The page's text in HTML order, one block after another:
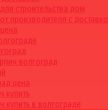
строительства дом
производителя с
волгоград
цена
купить
купить в волгограде